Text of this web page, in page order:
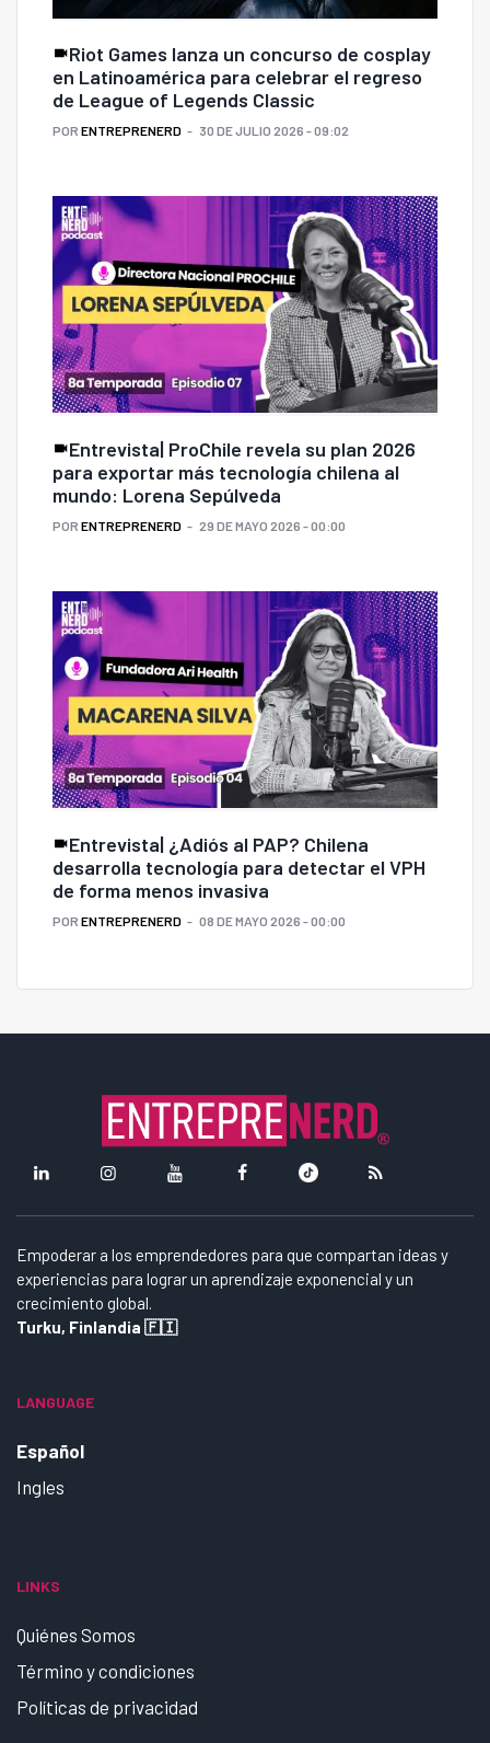
Riot Games lanza un concurso de cosplay
en Latinoamérica para celebrar el regreso
de League of Legends Classic
POR ENTREPRENERD 30 DE JULIO 2026 - 09:02
Entrevista| ProChile revela su plan 2026
para exportar más tecnología chilena al
mundo: Lorena Sepúlveda
POR ENTREPRENERD 29 DE MAYO 2026 - 00:00
Entrevista| ¿Adiós al PAP? Chilena
desarrolla tecnología para detectar el VPH
de forma menos invasiva
POR ENTREPRENERD 08 DE MAYO 2026 - 00:00
Empoderar a los emprendedores para que compartan ideas y
experiencias para lograr un aprendizaje exponencial y un
crecimiento global.
Turku, Finlandia 🇫🇮
LANGUAGE
Español
Ingles
LINKS
Quiénes Somos
Término y condiciones
Políticas de privacidad